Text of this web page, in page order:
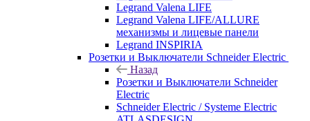
Legrand Valena LIFE
Legrand Valena LIFE/ALLURE
механизмы и лицевые панели
Legrand INSPIRIA
Розетки и Выключатели Schneider Electric
Назад
Розетки и Выключатели Schneider
Electric
Schneider Electric / Systeme Electric